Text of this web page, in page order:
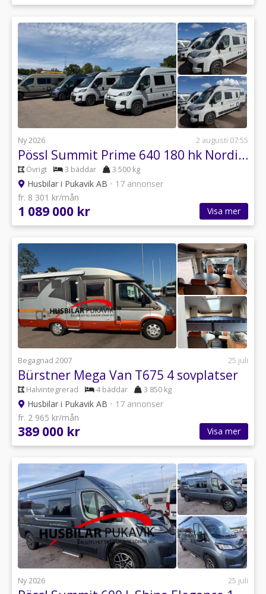
Ny 2026 2 augusti 07:55
Pössl Summit Prime 640 180 hk Nordic Ed.
Övrigt 3 bäddar 3 500 kg
Husbilar i Pukavik AB • 17 annonser
fr. 8 301 kr/mån
1 089 000 kr Visa mer
Begagnad 2007 25 juli
Bürstner Mega Van T675 4 sovplatser
Halvintegrerad 4 bäddar 3 850 kg
Husbilar i Pukavik AB • 17 annonser
fr. 2 965 kr/mån
389 000 kr Visa mer
Ny 2026 25 juli